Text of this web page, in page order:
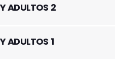
ADULTOS 1
ADULTOS 2